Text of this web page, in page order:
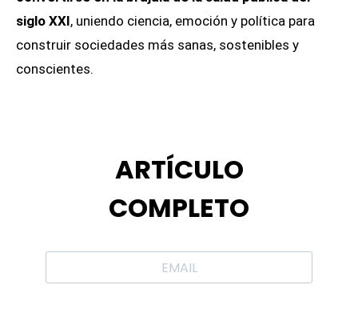
siglo XXI, uniendo ciencia, emoción y política para
construir sociedades más sanas, sostenibles y
conscientes.
ARTÍCULO
COMPLETO